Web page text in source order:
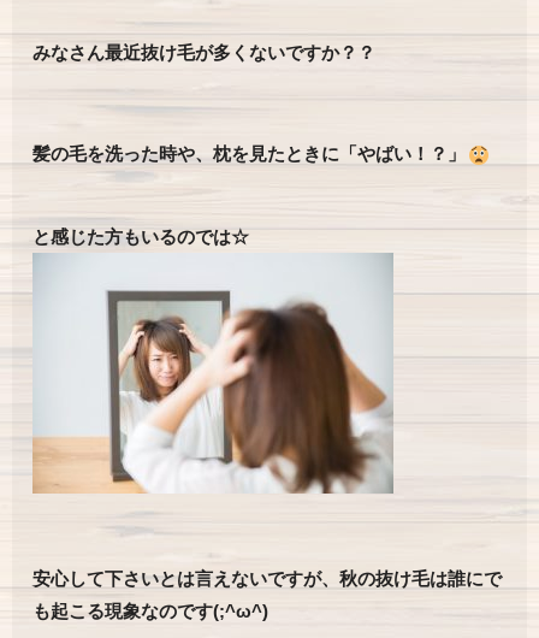
みなさん最近抜け毛が多くないですか？？
髪の毛を洗った時や、枕を見たときに「やばい！？」
と感じた方もいるのでは☆
安心して下さいとは言えないですが、秋の抜け毛は誰にで
も起こる現象なのです(;^ω^)